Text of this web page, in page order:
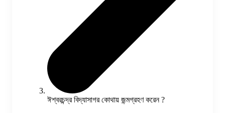
ঈশ্বরচন্দ্র বিদ্যাসাগর কোথায় জন্মগ্রহণ করেন ?